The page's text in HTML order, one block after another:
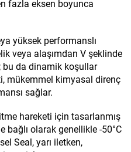
fazla eksen boyunca
yüksek performanslı
veya alaşımdan V şeklinde
bu da dinamik koşullar
mükemmel kimyasal direnç
sağlar.
hareketi için tasarlanmış
bağlı olarak genellikle -50°C
Seal, yarı iletken,